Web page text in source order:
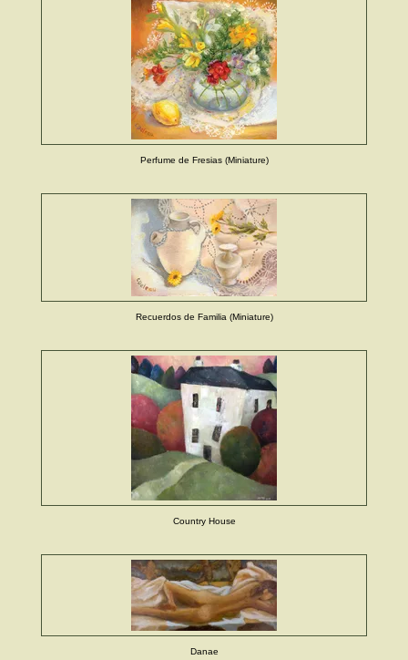
Perfume de Fresias (Miniature)
Recuerdos de Familia (Miniature)
Country House
Danae